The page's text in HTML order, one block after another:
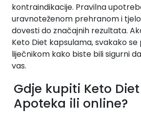
kontraindikacije. Pravilna
uravnoteženom prehranom i
dovesti do značajnih rezultata.
Keto Diet kapsulama, svakako
liječnikom kako biste bili sigurni
vas.
Gdje kupiti Keto
Apoteka ili online?